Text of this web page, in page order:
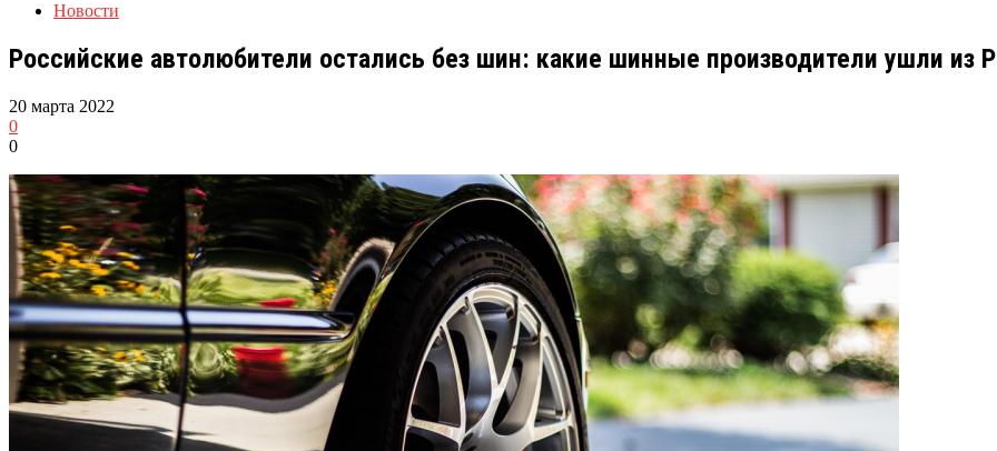
Новости
Российские автолюбители остались без шин: какие шинные производители ушли из
20 марта 2022
0
0